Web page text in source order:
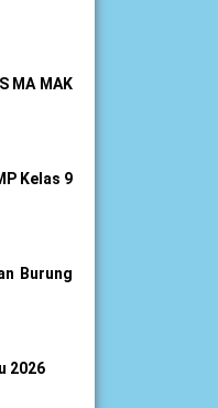
MA MAK
Kelas 9
Burung
2026